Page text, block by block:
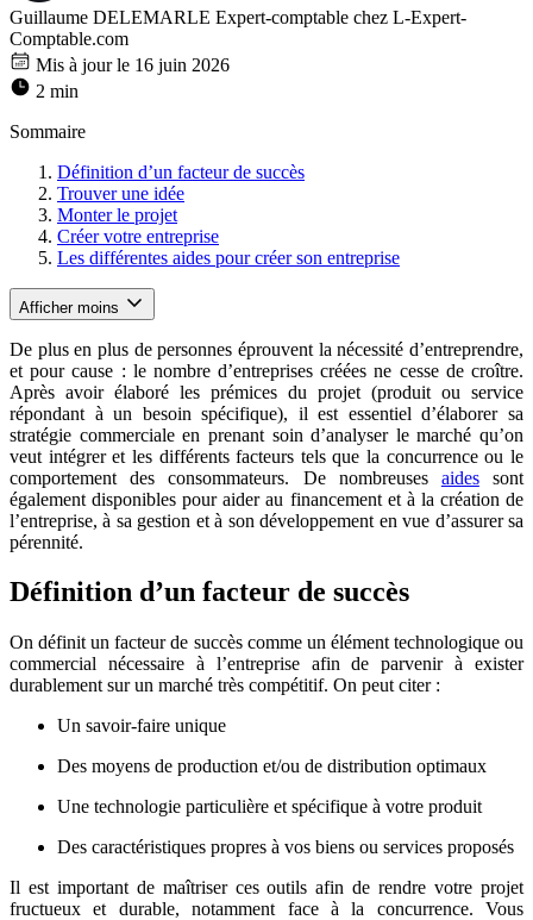
Guillaume DELEMARLE Expert-comptable chez L-Expert-
Comptable.com
Mis à jour le 16 juin 2026
2 min
Sommaire
Définition d’un facteur de succès
Trouver une idée
Monter le projet
Créer votre entreprise
Les différentes aides pour créer son entreprise
Afficher moins
De plus en plus de personnes éprouvent la nécessité d’entreprendre,
et pour cause : le nombre d’entreprises créées ne cesse de croître.
Après avoir élaboré les prémices du projet (produit ou service
répondant à un besoin spécifique), il est essentiel d’élaborer sa
stratégie commerciale en prenant soin d’analyser le marché qu’on
veut intégrer et les différents facteurs tels que la concurrence ou le
comportement des consommateurs. De nombreuses aidessont
également disponibles pour aider au financement et à la création de
l’entreprise, à sa gestion et à son développement en vue d’assurer sa
pérennité.
Définition d’un facteur de succès
On définit un facteur de succès comme un élément technologique ou
commercial nécessaire à l’entreprise afin de parvenir à exister
durablement sur un marché très compétitif. On peut citer :
Un savoir-faire unique
Des moyens de production et/ou de distribution optimaux
Une technologie particulière et spécifique à votre produit
Des caractéristiques propres à vos biens ou services proposés
Il est important de maîtriser ces outils afin de rendre votre projet
fructueux et durable, notamment face à la concurrence. Vous